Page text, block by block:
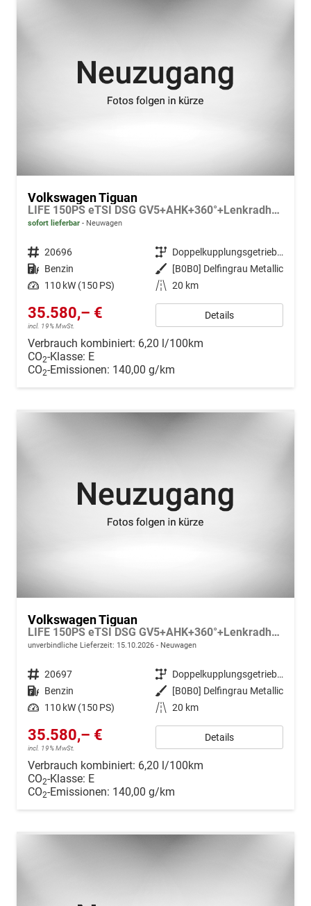
Volkswagen Tiguan
LIFE 150PS eTSI DSG GV5+AHK+360°+Lenkradheiz+IQ.Drive+ACC+App+eHeck+LED
sofort lieferbar Neuwagen
Fahrzeugnr. 20696 Getriebe
Doppelkupplungsgetriebe (DSG)
Kraftstoff Benzin Außenfarbe
[B0B0] Delfingrau Metallic
Leistung 110 kW (150 PS) Kilometerstand 20 km
35.580,– €
incl. 19% MwSt.
Details
Verbrauch kombiniert: 6,20 l/100km
CO2-Klasse: E
CO2-Emissionen: 140,00 g/km
Volkswagen Tiguan
LIFE 150PS eTSI DSG GV5+AHK+360°+Lenkradheiz+IQ.Drive+ACC+App+eHeck+LED
unverbindliche Lieferzeit: 15.10.2026 Neuwagen
Fahrzeugnr. 20697 Getriebe
Doppelkupplungsgetriebe (DSG)
Kraftstoff Benzin Außenfarbe
[B0B0] Delfingrau Metallic
Leistung 110 kW (150 PS) Kilometerstand 20 km
35.580,– €
incl. 19% MwSt.
Details
Verbrauch kombiniert: 6,20 l/100km
CO2-Klasse: E
CO2-Emissionen: 140,00 g/km